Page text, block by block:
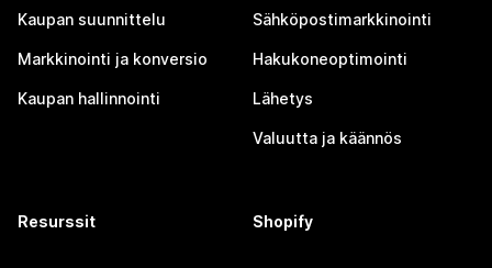
Kaupan suunnittelu
Markkinointi ja konversio
Kaupan hallinnointi
Sähköpostimarkkinointi
Hakukoneoptimointi
Lähetys
Valuutta ja käännös
Resurssit Shopify